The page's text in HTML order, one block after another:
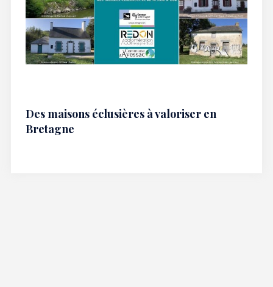
Des maisons éclusières à valoriser en
Bretagne